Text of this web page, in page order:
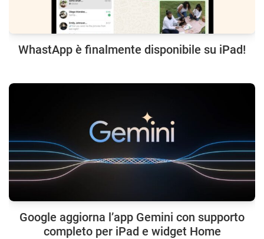
WhastApp è finalmente disponibile su iPad!
Google aggiorna l’app Gemini con supporto
completo per iPad e widget Home